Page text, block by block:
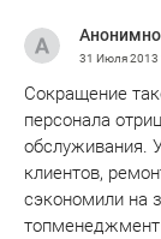
Анонимно
31 Июля 2013
Сокращение
персонала
обслуживания.
клиентов,
сэкономили на